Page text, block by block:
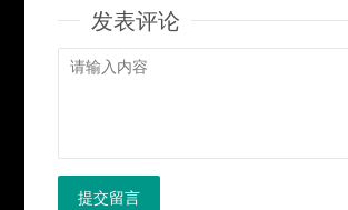
发表评论
提交留言